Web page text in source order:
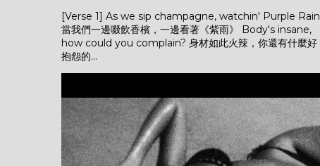
[Verse 1] As we sip champagne, watchin' Purple Rain
當我們一邊啜飲香檳，一邊看著《紫雨》 Body's insane,
how could you complain? 身材如此火辣，你還有什麼好
抱怨的...